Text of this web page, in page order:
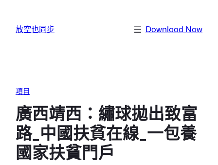
放空也同步 Download Now
項目
廣西靖西：繡球拋出致富
路_中國扶貧在線_一包養
國家扶貧門戶